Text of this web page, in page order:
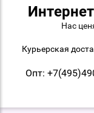
Нас
Курьерская
Опт: